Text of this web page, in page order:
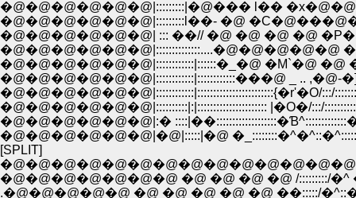
�@�@�@�@�@�@| ::: ��// �@ �@ �@ �@
�@�@�@�@�@�@|::::::::::::::....�@�@�@�@�@
�@�@�@�@�@�@|::::::::::::|::::::�_�@ �M`�@ �@ �@
�@�@�@�@�@�@|::::::::::::|::::::::::::���@ _ .. ,�@-�]/:::/
�@�@�@�@�@�@|::::::::::::|::::::::::::::::::::::::{�r'�O/:::/
�@�@�@�@�@�@|::::::::::|:|:::::::::::::::::::::: |�O�/:::/
�@�@�@�@�@�@|:� ::::|��:::::::::::::::::::�Ɓ^:::::::::::::�^
�@�@�@�@�@�@|�@|:::::|�@
[SPLIT]
�@�@�@�@�@�@�@ �@ �@ �@ �@ /:::::::::/
.�@�@�@�@�@ �@ �@ �@ �@ �@ ��:::::/